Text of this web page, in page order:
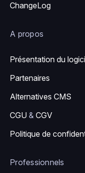
ChangeLog
A propos
Présentation du
Partenaires
Alternatives CMS
CGU & CGV
Politique de
Professionnels